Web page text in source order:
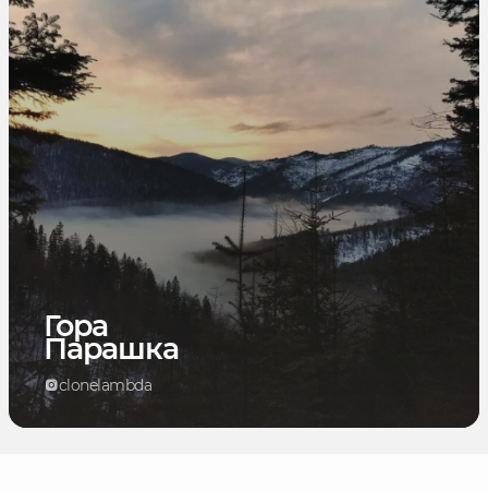
Гора
Парашка
clonelambda